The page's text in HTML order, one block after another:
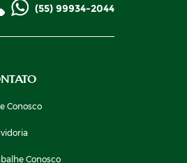
(55) 99934-2044
Conosco
Conosco